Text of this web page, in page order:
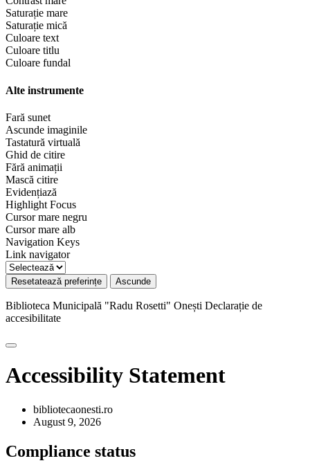
Saturație mare
Saturație mică
Culoare text
Culoare titlu
Culoare fundal
Alte instrumente
Fară sunet
Ascunde imaginile
Tastatură virtuală
Ghid de citire
Fără animații
Mască citire
Evidențiază
Highlight Focus
Cursor mare negru
Cursor mare alb
Navigation Keys
Link navigator
Resetatează preferințe Ascunde
Biblioteca Municipală "Radu Rosetti" Onești Declarație de
accesibilitate
Accessibility Statement
bibliotecaonesti.ro
August 9, 2026
Compliance status